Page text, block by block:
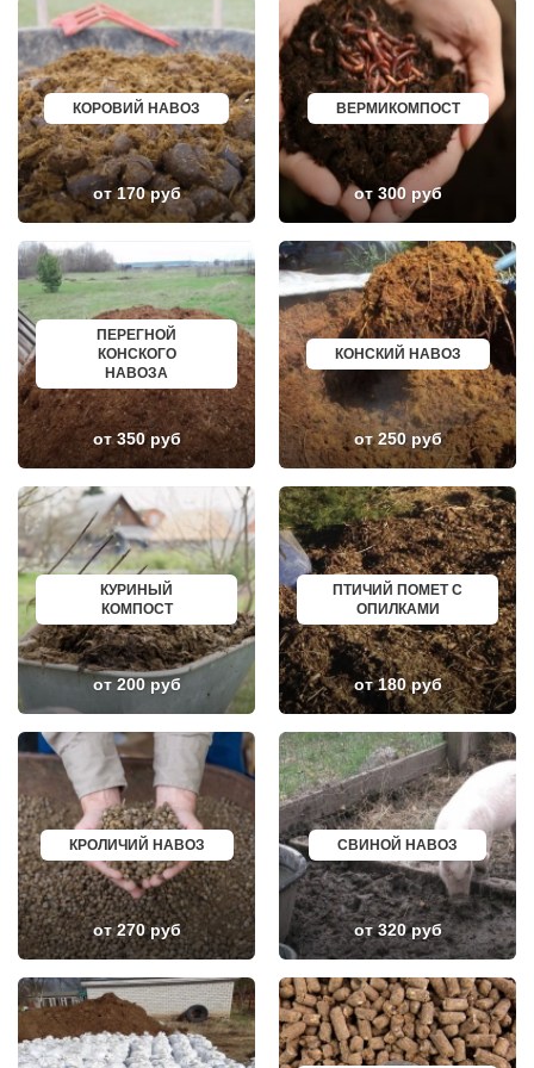
ЛОПАТИНСКИЙ
ЛОСИНО-ПЕТРОВСКИЙ
ЛОТОШИНО
ЛУКИНО
ЛУНЕВО
ЛУХОВИЦЫ
ЛЫТКАРИНО
ЛЬВОВСКИЙ
ЛЮБЕРЦЫ
ЛЮБУЧАНЫ
МАЛАХОВКА
МАЛИНО
МАРФИНО
МЕНДЕЛЕЕВО
МЕШКОВО
МЕЩЕРИНО
МИХНЕВО
МИШЕРОНСКИЙ
МОЖАЙСК
МОЛОДЕЖНЫЙ
МОЛОКОВО
МОНИНО
МОСКОВСКИЙ
МУХАНОВО
НАРО-ФОМИНСК
НАХАБИНО
НЕКРАСОВКА
НЕКРАСОВСКИЙ
НЕМЧИНОВКА
НИЖНЕЕ ВАЛУЕВО
НОВИНКИ
НОВОБРАТЦЕВСКИЙ
НОВОИВАНОВСКОЕ
НОВОПЕТРОВСКОЕ
НОВОПОДРЕЗКОВО
НОВОСИНЬКОВО
НОГИНСК
ОБОЛЕНСК
ОБУХОВО
ОДИНЦОВО
ОЖЕРЕЛЬЕ
ОКТЯБРЬСКИЙ
ОПАЛИХА
ОРЕХОВО-ЗУЕВО
ОСТРОВЦЫ
ПАВЛОВСКАЯ СЛОБОДА
ПАВЛОВСКИЙ ПОСАД
ПЕНИНО
ПЕРВОМАЙСКОЕ
ПЕРЕСВЕТ
ПЕСКИ
ПИРОГОВСКИЙ
ПОВАРОВО
ПОДОЛЬСК
ПОЧИНОК
ГУСЕВ
КАНАШ
КУРГАНИНСК
ЩЕКИНО
ДИМИТРОВГРАД
СИМ
МАЛОЯРОСЛАВЕЦ
МАРИИНСК
МИНУСИНСК
ВЕРХНЯЯ ПЫШМА
РОССОШЬ
КОМСОМОЛЬСК
РЖЕВ
АЛЕКСЕЕВКА
ВЯЗЬМА
ИШИМ
ПОКРОВ
ЗЕЛЕНОДОЛЬСК
ЛИВНЫ
БОБРОВ
ЛИСКИ
КУЗНЕЦК
БАЛАШОВ
БЕЛОЯРСКИЙ
ГУСЬ ХРУСТАЛЬНЫЙ
ИЗБЕРБАШ
НАЗРАНЬ
АБИНСК
ПЕРЕВОЗ
ИСКИТИМ
СЫСЕРТЬ
КЫЗЫЛ
МИХАЙЛОВКА
АКСАЙ
ПЕРЕСЛАВЛЬ ЗАЛЕССКИЙ
ЖУКОВ
КУРЧАТОВ
УГЛИЧ
ШЕБЕКИНО
БЕЛОВО
СОКОЛ
ОЗЕРСК
ОКТЯБРЬСК
КИМРЫ
КОТЛАС
УСТЬ ИЛИМСК
ШАДРИНСК
ДАНКОВ
МИЧУРИНСК
ВЯЗНИКИ
ГОРОДЕЦ
САСОВО
СУХОЙ ЛОГ
КОРОВИЙ НАВОЗ
от 170 руб
ВЕРМИКОМПОСТ
от 300 руб
ПЕРЕГНОЙ
КОНСКОГО
НАВОЗА
от 350 руб
КОНСКИЙ НАВОЗ
от 250 руб
КУРИНЫЙ
КОМПОСТ
от 200 руб
ПТИЧИЙ ПОМЕТ С
ОПИЛКАМИ
от 180 руб
КРОЛИЧИЙ НАВОЗ
от 270 руб
СВИНОЙ НАВОЗ
от 320 руб